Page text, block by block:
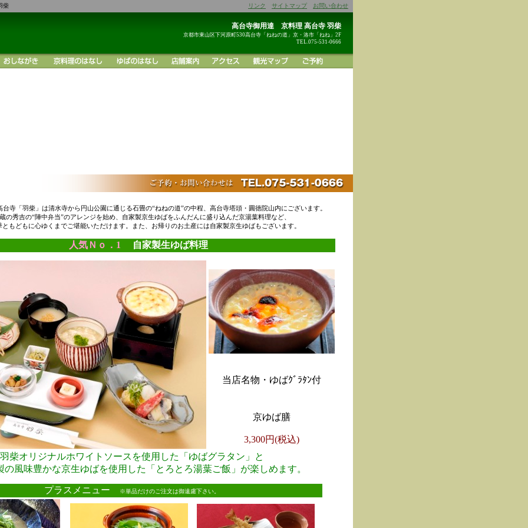
柴 リンク サイトマップ お問い合わせ
高台寺御用達 京料理 高台寺 羽柴
京都市東山区下河原町530高台寺「ねねの道」京・洛市「ねね」2F
TEL.075-531-0666
寺「羽柴」は清水寺から円山公園に通じる石畳の“ねねの道”の中程、高台寺塔頭・圓徳院山内にございます。
の秀吉の“陣中弁当”のアレンジを始め、自家製京生ゆばをふんだんに盛り込んだ京湯葉料理など、
ともどもに心ゆくまでご堪能いただけます。また、お帰りのお土産には自家製京生ゆばもございます。
人気Ｎｏ．1 自家製生ゆば料理
当店名物・ゆばｸﾞﾗﾀﾝ付
京ゆば膳
3,300円(税込)
羽柴オリジナルホワイトソースを使用した「ゆばグラタン」と
の風味豊かな京生ゆばを使用した「とろとろ湯葉ご飯」が楽しめます。
プラスメニュー ※単品だけのご注文は御遠慮下さい。